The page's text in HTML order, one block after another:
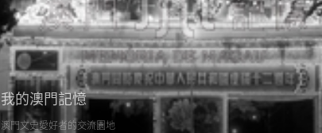
我的澳門記憶
澳門文史愛好者的交流園地